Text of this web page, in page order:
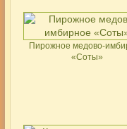
Пирожное медово-
«Соты»